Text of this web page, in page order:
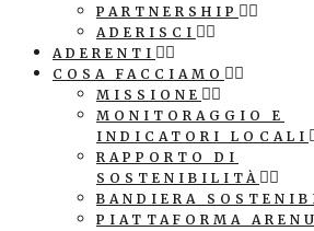
PARTNERSHIP
ADERISCI
ADERENTI
COSA FACCIAMO
MISSIONE
MONITORAGGIO E
INDICATORI LOCALI
RAPPORTO DI
SOSTENIBILITÀ
BANDIERA
PIATTAFORMA